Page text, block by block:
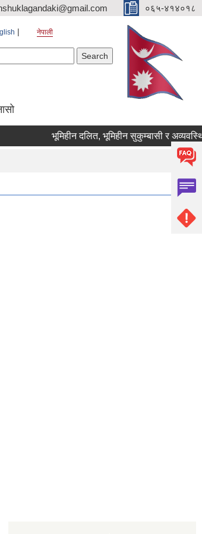
०६५-४१४०१८
नेपाली
भूमिहीन दलित, भूमिहीन सुकुम्बासी र अव्यवस्थित